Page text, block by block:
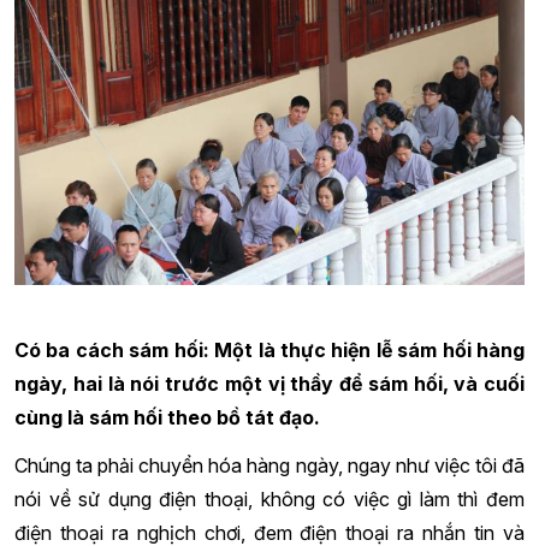
Có ba cách sám hối: Một là thực hiện lễ sám hối hàng
ngày, hai là nói trước một vị thầy để sám hối, và cuối
cùng là sám hối theo bồ tát đạo.
Chúng ta phải chuyển hóa hàng ngày, ngay như việc tôi đã
nói về sử dụng điện thoại, không có việc gì làm thì đem
điện thoại ra nghịch chơi, đem điện thoại ra nhắn tin và